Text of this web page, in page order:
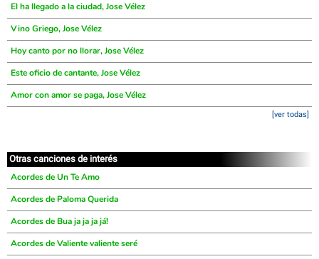
El ha llegado a la ciudad, Jose Vélez
Vino Griego, Jose Vélez
Hoy canto por no llorar, Jose Vélez
Este oficio de cantante, Jose Vélez
Amor con amor se paga, Jose Vélez
[ver todas]
Otras canciones de interés
Acordes de Un Te Amo
Acordes de Paloma Querida
Acordes de Bua ja ja ja já!
Acordes de Valiente valiente seré